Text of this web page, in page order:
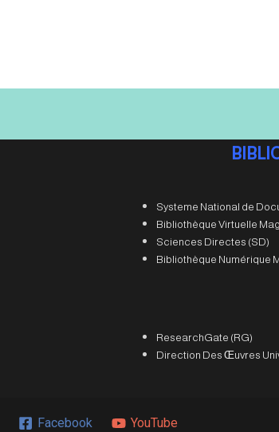
Systeme National de
Bibliothèque Virtuelle
Sciences Directes (SD)
Bibliothèque Numérique
ResearchGate (RG)
Direction Des Œuvres
Facebook YouTube